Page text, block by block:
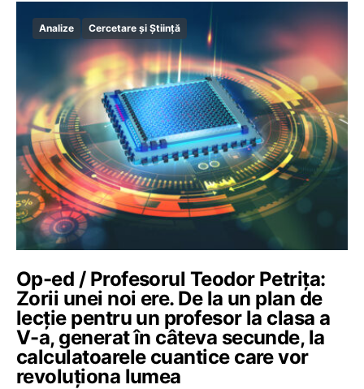
Analize Cercetare și Știință
Op-ed / Profesorul Teodor Petrița:
Zorii unei noi ere. De la un plan de
lecție pentru un profesor la clasa a
V-a, generat în câteva secunde, la
calculatoarele cuantice care vor
revoluționa lumea